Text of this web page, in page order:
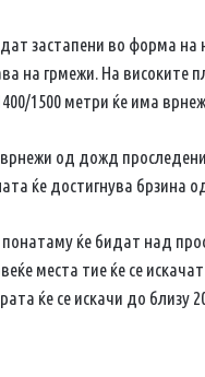
застапени во форма на
на грмежи. На високите
1500 метри ќе има
од дожд
ќе достигнува брзина
ќе бидат над
места тие ќе се
ќе се искачи до близу